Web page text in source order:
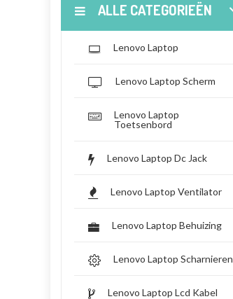
ALLE CATEGORIEËN
Lenovo Laptop
Lenovo Laptop Scherm
Lenovo Laptop
Toetsenbord
Lenovo Laptop Dc Jack
Lenovo Laptop Ventilator
Lenovo Laptop Behuizing
Lenovo Laptop Scharnieren
Lenovo Laptop Lcd Kabel